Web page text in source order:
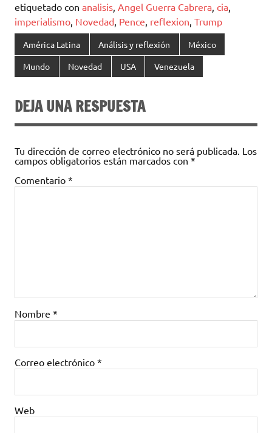
etiquetado con analisis, Angel Guerra Cabrera, cia,
imperialismo, Novedad, Pence, reflexion, Trump
América Latina Análisis y reflexión México
Mundo Novedad USA Venezuela
DEJA UNA RESPUESTA
Tu dirección de correo electrónico no será publicada. Los
campos obligatorios están marcados con *
Comentario *
Nombre *
Correo electrónico *
Web